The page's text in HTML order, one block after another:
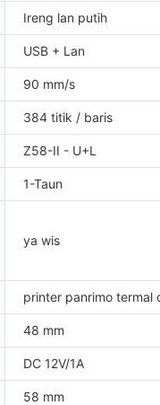
Ireng lan putih
USB + Lan
90 mm/s
384 titik / baris
Z58-II - U+L
1-Taun
ya wis
printer panrimo termal
48 mm
DC 12V/1A
58 mm